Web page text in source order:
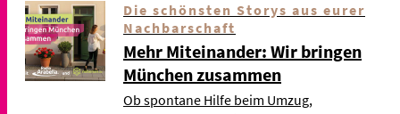
Die schönsten Storys aus eurer
Nachbarschaft
Mehr Miteinander: Wir bringen
München zusammen
Ob spontane Hilfe beim Umzug,